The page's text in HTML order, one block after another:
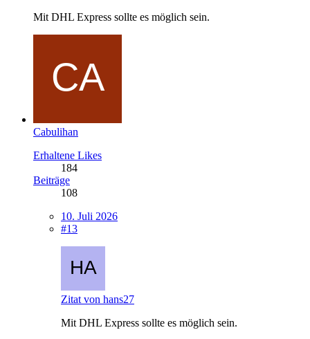
Mit DHL Express sollte es möglich sein.
Cabulihan
Erhaltene Likes
184
Beiträge
108
10. Juli 2026
#13
Zitat von hans27
Mit DHL Express sollte es möglich sein.